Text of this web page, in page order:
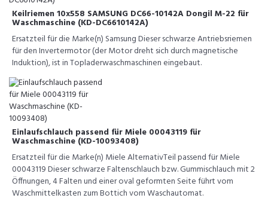
Keilriemen 10x558 SAMSUNG DC66-10142A Dongil M-22 für
Waschmaschine (KD-DC6610142A)
Ersatzteil für die Marke(n) Samsung Dieser schwarze Antriebsriemen
für den Invertermotor (der Motor dreht sich durch magnetische
Induktion), ist in Topladerwaschmaschinen eingebaut.
Einlaufschlauch passend für Miele 00043119 für
Waschmaschine (KD-10093408)
Ersatzteil für die Marke(n) Miele AlternativTeil passend für Miele
00043119 Dieser schwarze Faltenschlauch bzw. Gummischlauch mit 2
Öffnungen, 4 Falten und einer oval geformten Seite führt vom
Waschmittelkasten zum Bottich vom Waschautomat.